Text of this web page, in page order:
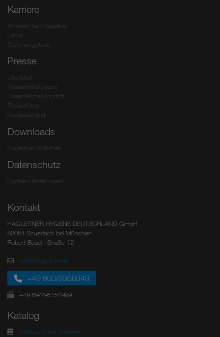
Karriere
Arbeiten bei Hagleitner
Lehre
Stellenangebote
Presse
Überblick
Pressemitteilungen
Unternehmensporträt
Pressefotos
Pressekontakt
Downloads
Hagleitner Bibliothek
Datenschutz
Cookie-Einstellungen
Kontakt
HAGLEITNER HYGIENE DEUTSCHLAND GmbH
82054 Sauerlach bei München
Robert-Bosch-Straße 12
info@hagleitner.de
+49 800/3366943
+49 69/795151999
Katalog
Katalog online ansehen